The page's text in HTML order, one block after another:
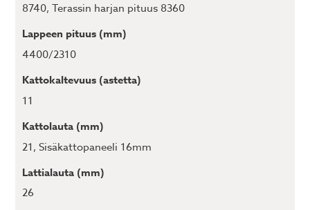
8740, Terassin harjan pituus 8360
Lappeen pituus (mm)
4400/2310
Kattokaltevuus (astetta)
11
Kattolauta (mm)
21, Sisäkattopaneeli 16mm
Lattialauta (mm)
26